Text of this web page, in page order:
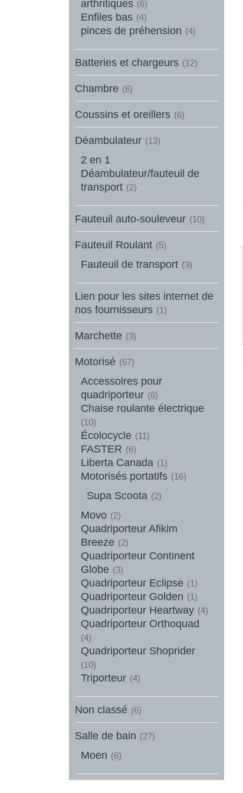
arthritiques (6)
Enfiles bas (4)
pinces de préhension (4)
Batteries et chargeurs (12)
Chambre (6)
Coussins et oreillers (6)
Déambulateur (13)
2 en 1
Déambulateur/fauteuil de
transport (2)
Fauteuil auto-souleveur (10)
Fauteuil Roulant (5)
Fauteuil de transport (3)
Lien pour les sites internet de
nos fournisseurs (1)
Marchette (3)
Motorisé (67)
Accessoires pour
quadriporteur (6)
Chaise roulante électrique
(10)
Écolocycle (11)
FASTER (6)
Liberta Canada (1)
Motorisés portatifs (16)
Supa Scoota (2)
Movo (2)
Quadriporteur Afikim
Breeze (2)
Quadriporteur Continent
Globe (3)
Quadriporteur Eclipse (1)
Quadriporteur Golden (1)
Quadriporteur Heartway (4)
Quadriporteur Orthoquad
(4)
Quadriporteur Shoprider
(10)
Triporteur (4)
Non classé (6)
Salle de bain (27)
Moen (6)